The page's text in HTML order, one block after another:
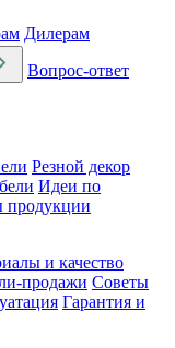
Дилерам
Вопрос-ответ
Резной декор
Идеи по
продукции
и качество
продажи Советы
Гарантия и